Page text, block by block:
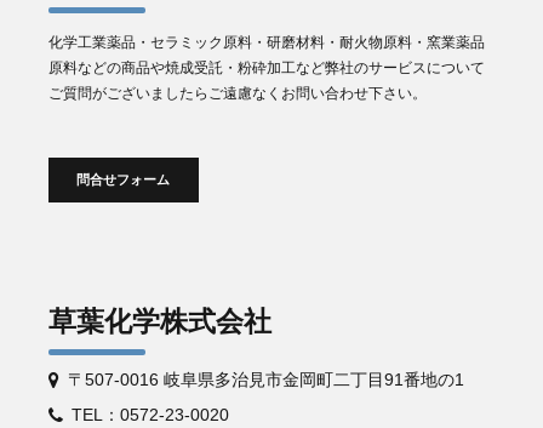
化学工業薬品・セラミック原料・研磨材料・耐火物原料・窯業薬品
原料などの商品や焼成受託・粉砕加工など弊社のサービスについて
ご質問がございましたらご遠慮なくお問い合わせ下さい。
問合せフォーム
草葉化学株式会社
〒507-0016 岐阜県多治見市金岡町二丁目91番地の1
TEL：0572-23-0020